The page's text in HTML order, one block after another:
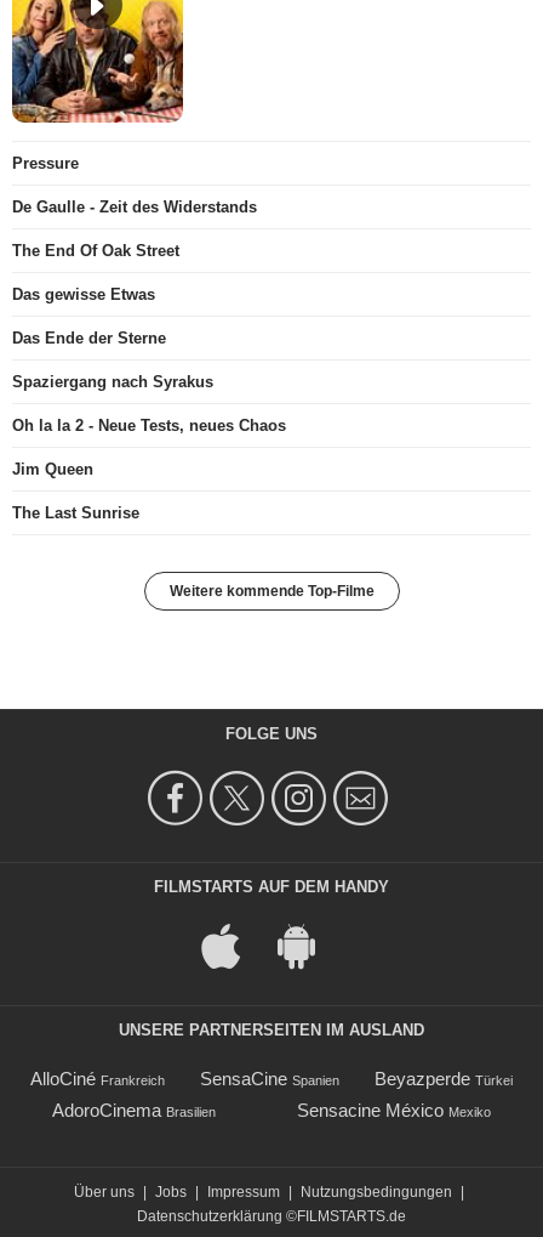
Pressure
De Gaulle - Zeit des Widerstands
The End Of Oak Street
Das gewisse Etwas
Das Ende der Sterne
Spaziergang nach Syrakus
Oh la la 2 - Neue Tests, neues Chaos
Jim Queen
The Last Sunrise
Weitere kommende Top-Filme
FOLGE UNS
FILMSTARTS AUF DEM HANDY
UNSERE PARTNERSEITEN IM AUSLAND
AlloCiné Frankreich SensaCine Spanien Beyazperde Türkei
AdoroCinema Brasilien Sensacine México Mexiko
Über uns | Jobs | Impressum | Nutzungsbedingungen
|
Datenschutzerklärung ©FILMSTARTS.de